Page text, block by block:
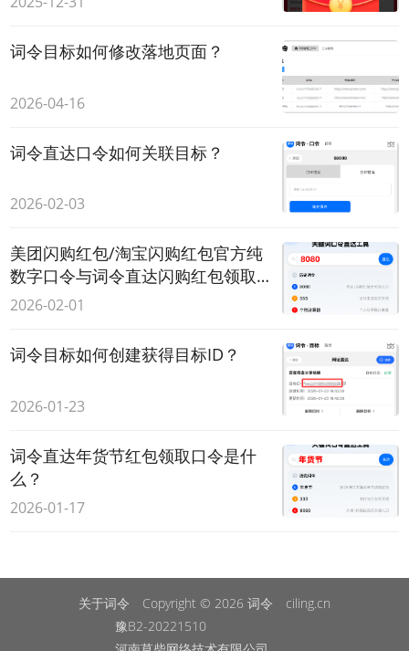
词令目标如何修改落地页面？
2026-04-16
词令直达口令如何关联目标？
2026-02-03
美团闪购红包/淘宝闪购红包官方纯
数字口令与词令直达闪购红包领取
口令
2026-02-01
词令目标如何创建获得目标ID？
2026-01-23
词令直达年货节红包领取口令是什
么？
2026-01-17
关于词令 Copyright © 2026 词令
ciling.cn
豫B2-20221510